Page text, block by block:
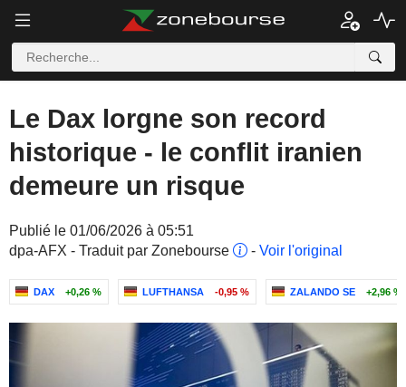
Le Dax lorgne son record
historique - le conflit iranien
demeure un risque
Publié le 01/06/2026 à 05:51
dpa-AFX - Traduit par Zonebourse
- Voir l'original
DAX +0,26 % LUFTHANSA -0,95 % ZALANDO SE +2,96 %